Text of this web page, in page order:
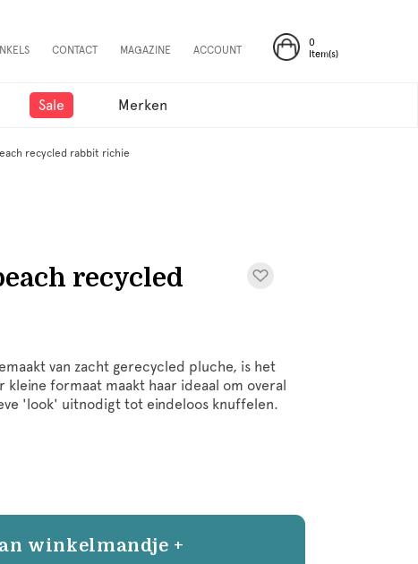
0
Item(s)
CONTACT MAGAZINE ACCOUNT
Sale Merken
recycled rabbit richie
recycled
van zacht gerecycled pluche, is het
formaat maakt haar ideaal om overal
'look' uitnodigt tot eindeloos knuffelen.
winkelmandje +